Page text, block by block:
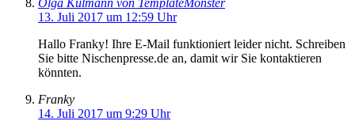
13. Juli 2017 um 12:59 Uhr
Hallo Franky! Ihre E-Mail funktioniert leider nicht. Schreiben
Sie bitte Nischenpresse.de an, damit wir Sie kontaktieren
könnten.
Franky
14. Juli 2017 um 9:29 Uhr